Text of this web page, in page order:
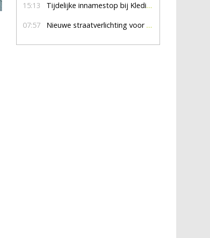
15:13 Tijdelijke innamestop bij Kledingbank Stefania
07:57 Nieuwe straatverlichting voor De Veldmaat en De Pas